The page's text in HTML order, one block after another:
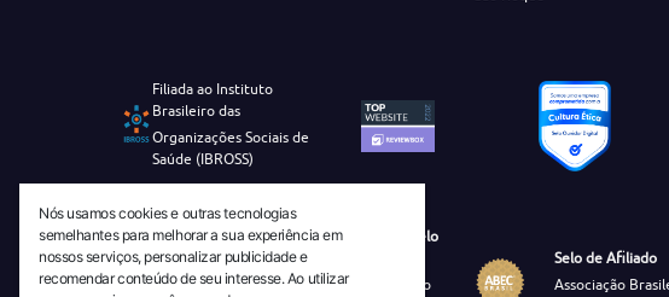
Filiada ao Instituto
Brasileiro das
Organizações Sociais de
Saúde (IBROSS)
Revista Tecnico-Cientifica CEJAM Selo
Diamante de Ciência Aberta
Diretório Migulim Instituto Brasileiro
Selo de Afiliado
Associação
Nós usamos cookies e outras tecnologias
semelhantes para melhorar a sua experiência em
nossos serviços, personalizar publicidade e
recomendar conteúdo de seu interesse. Ao utilizar